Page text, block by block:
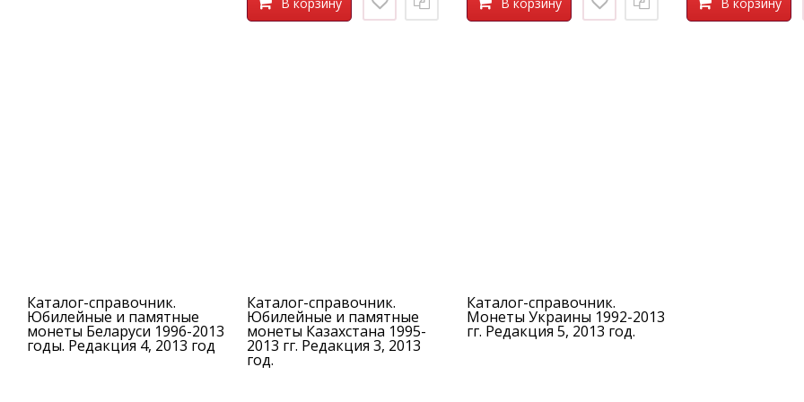
В корзину В корзину В корзину
Каталог-справочник.
Юбилейные и памятные
монеты Беларуси 1996-2013
годы. Редакция 4, 2013 год
Каталог-справочник.
Юбилейные и памятные
монеты Казахстана 1995-
2013 гг. Редакция 3, 2013
год.
Каталог-справочник.
Монеты Украины 1992-2013
гг. Редакция 5, 2013 год.